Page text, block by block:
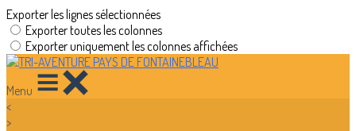
Exporter les lignes sélectionnées
Exporter toutes les colonnes
Exporter uniquement les colonnes affichées
Menu
<
>